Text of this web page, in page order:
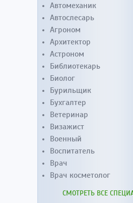
Автомеханик
Автослесарь
Агроном
Архитектор
Астроном
Библиотекарь
Биолог
Бурильщик
Бухгалтер
Ветеринар
Визажист
Военный
Воспитатель
Врач
Врач косметолог
СМОТРЕТЬ ВСЕ